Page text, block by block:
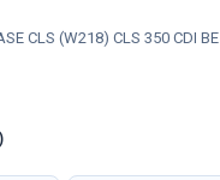
CLS (W218) CLS 350 CDI BE